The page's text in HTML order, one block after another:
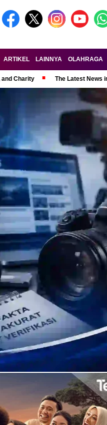
ARTIKEL LAINNYA OLAHRAGA
and Charity The Latest News